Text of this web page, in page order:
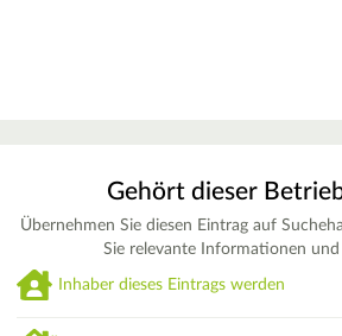
Gehört dieser
Übernehmen Sie diesen Eintrag auf
Sie relevante Informationen und
Inhaber dieses Eintrags werden